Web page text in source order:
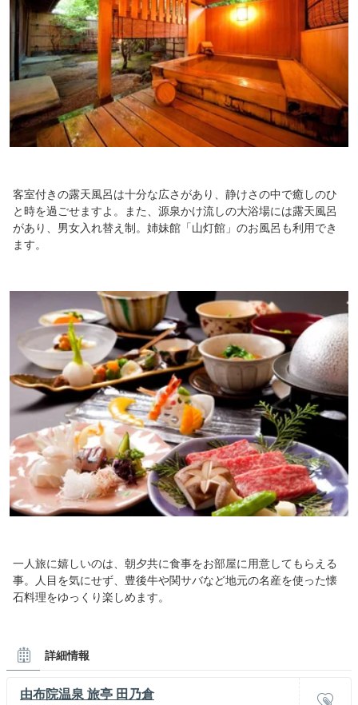
客室付きの露天風呂は十分な広さがあり、静けさの中で癒しのひ
と時を過ごせますよ。また、源泉かけ流しの大浴場には露天風呂
があり、男女入れ替え制。姉妹館「山灯館」のお風呂も利用でき
ます。
一人旅に嬉しいのは、朝夕共に食事をお部屋に用意してもらえる
事。人目を気にせず、豊後牛や関サバなど地元の名産を使った懐
石料理をゆっくり楽しめます。
詳細情報
由布院温泉 旅亭 田乃倉